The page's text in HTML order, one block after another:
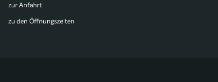
zur Anfahrt
zu den Öffnungszeiten